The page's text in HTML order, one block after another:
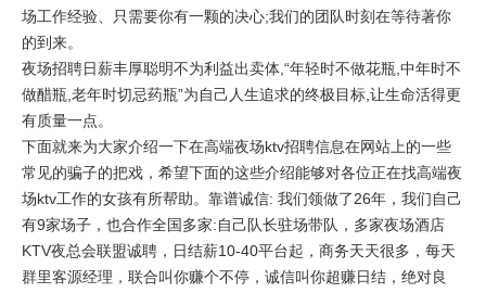
场工作经验、只需要你有一颗的决心;我们的团队时刻在等待著你
的到来。
夜场招聘日薪丰厚聪明不为利益出卖体,“年轻时不做花瓶,中年时不
做醋瓶,老年时切忌药瓶”为自己人生追求的终极目标,让生命活得更
有质量一点。
下面就来为大家介绍一下在高端夜场ktv招聘信息在网站上的一些
常见的骗子的把戏，希望下面的这些介绍能够对各位正在找高端夜
场ktv工作的女孩有所帮助。靠谱诚信: 我们领做了26年，我们自己
有9家场子，也合作全国多家:自己队长驻场带队，多家夜场酒店
KTV夜总会联盟诚聘，日结薪10-40平台起，商务天天很多，每天
群里客源经理，联合叫你赚个不停，诚信叫你超赚日结，绝对良